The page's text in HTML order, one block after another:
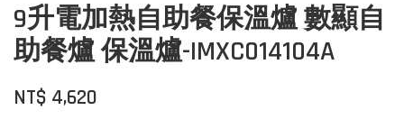
9升電加熱自助餐保溫爐 數顯自
助餐爐 保溫爐-IMXC014104A
NT$ 4,620